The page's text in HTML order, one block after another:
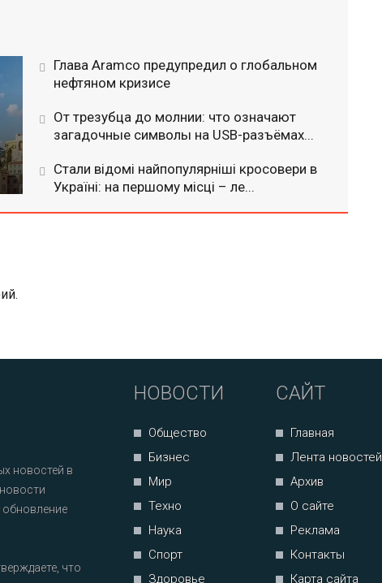
Глава Aramco предупредил о глобальном
нефтяном кризисе
От трезубца до молнии: что означают
загадочные символы на USB-разъёмах...
Стали відомі найпопулярніші кросовери в
Україні: на першому місці – ле...
новостей в
что
НОВОСТИ
Общество
Бизнес
Мир
Техно
Наука
Спорт
Здоровье
САЙТ
Главная
Лента новостей
Архив
О сайте
Реклама
Контакты
Карта сайта